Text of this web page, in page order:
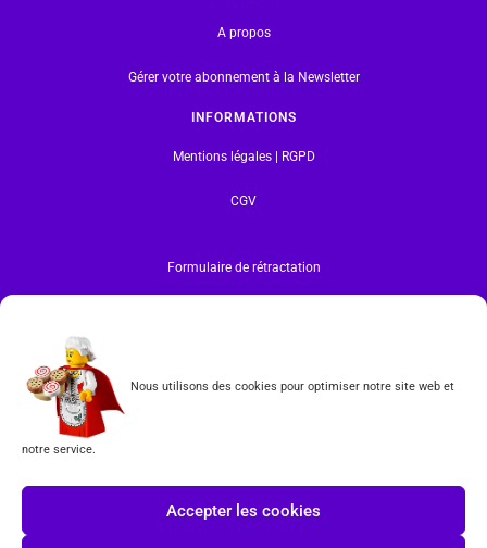
Nous utilisons des cookies pour optimiser notre site web et
notre service.
Accepter les cookies
A propos
Gérer votre abonnement à la Newsletter
INFORMATIONS
Mentions légales | RGPD
CGV
Formulaire de rétractation
en restent les propriétaires. Tous droits réservés.
INSCRIPTION À LA NEWSLETTER
J'accepte les conditions duRGPD.